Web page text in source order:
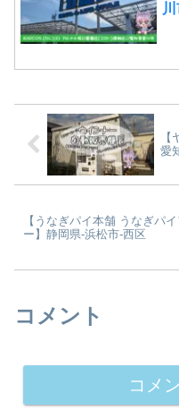
愛
【うなぎパイ本舗 うなぎパ
ー】静岡県-浜松市-西区
コメント
コメ